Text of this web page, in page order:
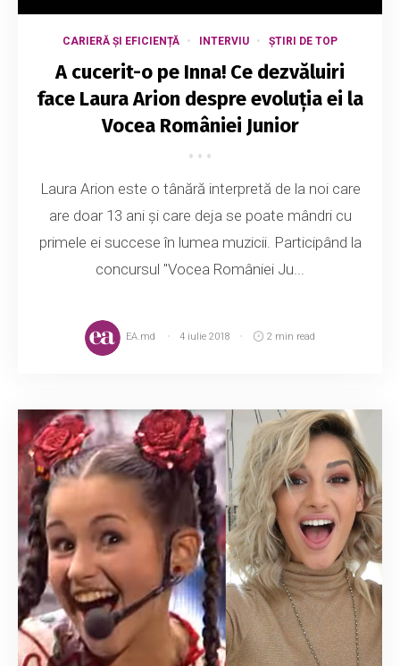
CARIERĂ ȘI EFICIENȚĂ INTERVIU ȘTIRI DE TOP
A cucerit-o pe Inna! Ce dezvăluiri
face Laura Arion despre evoluția ei la
Vocea României Junior
Laura Arion este o tânără interpretă de la noi care
are doar 13 ani și care deja se poate mândri cu
primele ei succese în lumea muzicii. Participând la
concursul "Vocea României Ju...
EA.md 4 iulie 2018 2 min read